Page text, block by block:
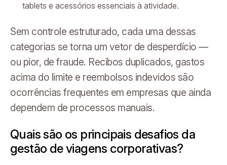
tablets e acessórios essenciais à atividade.
Sem controle estruturado, cada uma dessas
categorias se torna um vetor de desperdício —
ou pior, de fraude. Recibos duplicados, gastos
acima do limite e reembolsos indevidos são
ocorrências frequentes em empresas que ainda
dependem de processos manuais.
Quais são os principais desafios da
gestão de viagens corporativas?